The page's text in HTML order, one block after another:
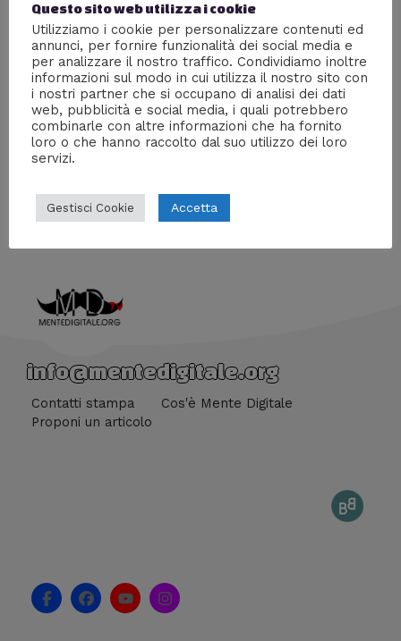
robottoni e divoro serie tv in lingua originale. Su Lega
Nerd sono autore di livello 36, con più di 300 articoli
pubblicati. La frase che preferisco è: "La cultura è il
nostro passaporto per il futuro. Il domani appartiene
alle persone che si preparano oggi" - Malcom X
info@mentedigitale.org
Contatti stampa
Cos'è Mente Digitale
Proponi un articolo
F
a
F
a
Y
o
I
n
Questo sito web utilizza i cookie
Utilizziamo i cookie per personalizzare contenuti ed
annunci, per fornire funzionalità dei social media e
per analizzare il nostro traffico. Condividiamo inoltre
informazioni sul modo in cui utilizza il nostro sito con
i nostri partner che si occupano di analisi dei dati
web, pubblicità e social media, i quali potrebbero
combinarle con altre informazioni che ha fornito
loro o che hanno raccolto dal suo utilizzo dei loro
servizi.
Gestisci Cookie Accetta